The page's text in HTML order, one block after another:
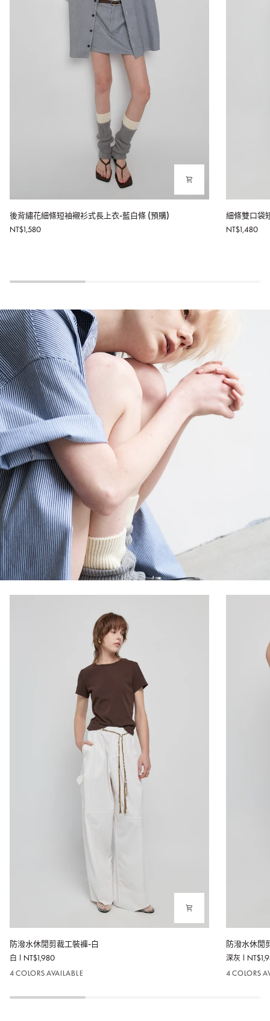
後
背
繡
短
衫
式
長
上
衣-
藍
白
條
(預
購)
後背繡花細條短袖襯衫式長上衣-藍白條 (預購)
NT$1,580
細
條
雙
白
條
細條雙口袋
NT$1,480
防
潑
水
休
剪
防潑水休閒剪裁工裝褲-白
白 NT$1,980
4 COLORS AVAILABLE
防
潑
水
休
防潑水休閒
深灰
4 COLORS